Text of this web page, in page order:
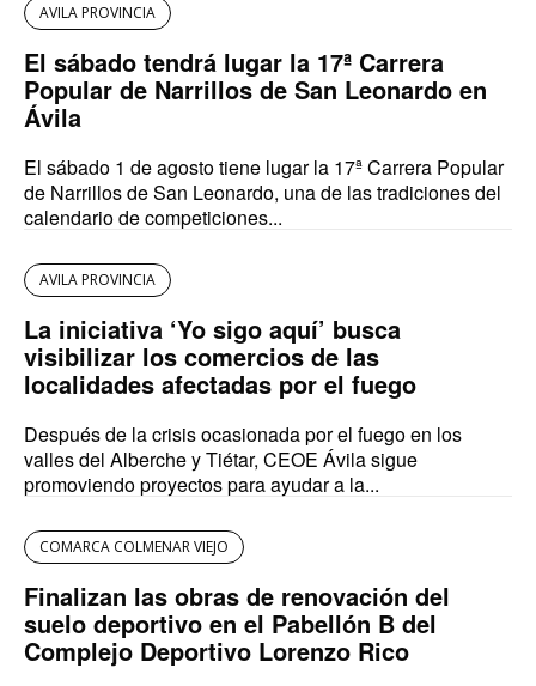
AVILA PROVINCIA
El sábado tendrá lugar la 17ª Carrera
Popular de Narrillos de San Leonardo en
Ávila
El sábado 1 de agosto tiene lugar la 17ª Carrera Popular
de Narrillos de San Leonardo, una de las tradiciones del
calendario de competiciones...
AVILA PROVINCIA
La iniciativa ‘Yo sigo aquí’ busca
visibilizar los comercios de las
localidades afectadas por el fuego
Después de la crisis ocasionada por el fuego en los
valles del Alberche y Tiétar, CEOE Ávila sigue
promoviendo proyectos para ayudar a la...
COMARCA COLMENAR VIEJO
Finalizan las obras de renovación del
suelo deportivo en el Pabellón B del
Complejo Deportivo Lorenzo Rico